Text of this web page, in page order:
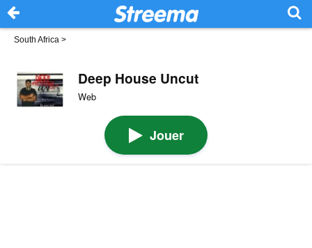
South Africa >
Deep House Uncut
Web
Jouer